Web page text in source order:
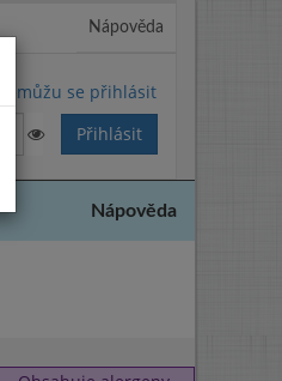
Nápověda
Nemůžu se přihlásit
Nápověda